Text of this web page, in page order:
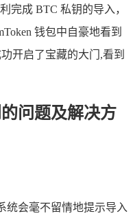
完成 BTC 私钥的导入，
钱包中自豪地看到
开启了宝藏的大门,看到
问题及解决方
统会毫不留情地提示导入